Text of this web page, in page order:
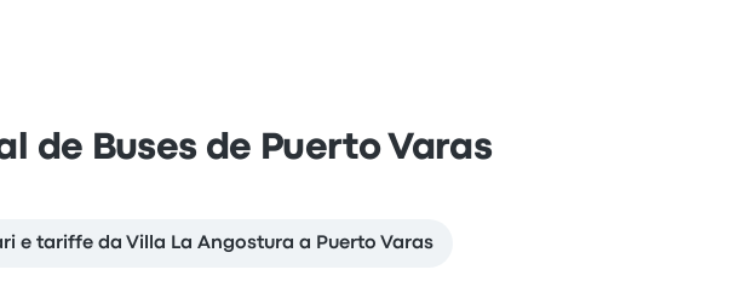
de Buses de Puerto Varas
e tariffe da Villa La Angostura a Puerto Varas